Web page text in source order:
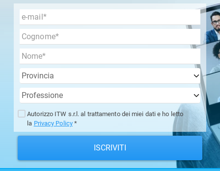
Autorizzo ITW s.r.l. al trattamento dei miei dati e ho letto
la Privacy Policy*
ISCRIVITI